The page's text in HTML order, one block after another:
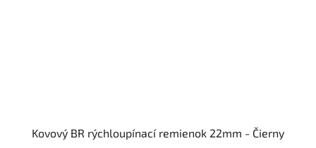
Kovový BR rýchloupínací remienok 22mm - Čierny